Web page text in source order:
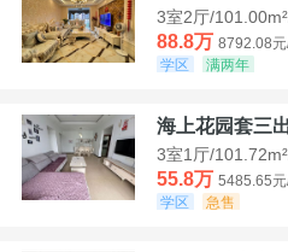
3室2厅/
88.8万 8792.08元
学区
满两年
海上花园套三
3室1厅/
55.8万 5485.65元
学区
急售